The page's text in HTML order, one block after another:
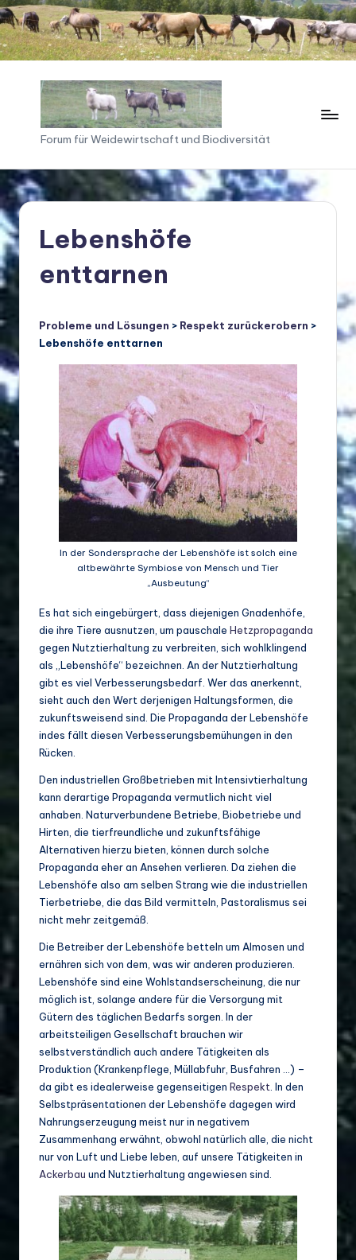
Skip
to
F
o
ru
f
ü
W
ei
ts
u
n
d
Bi
o
di
v
e
rs
it
ä
t
Forum für Weidewirtschaft und Biodiversität
Lebenshöfe
enttarnen
Probleme und Lösungen > Respekt zurückerobern >
Lebenshöfe enttarnen
In der Sondersprache der Lebenshöfe ist solch eine
altbewährte Symbiose von Mensch und Tier
„Ausbeutung“
Es hat sich eingebürgert, dass diejenigen Gnadenhöfe,
die ihre Tiere ausnutzen, um pauschale Hetzpropaganda
gegen Nutztierhaltung zu verbreiten, sich wohlklingend
als „Lebenshöfe“ bezeichnen. An der Nutztierhaltung
gibt es viel Verbesserungsbedarf. Wer das anerkennt,
sieht auch den Wert derjenigen Haltungsformen, die
zukunftsweisend sind. Die Propaganda der Lebenshöfe
indes fällt diesen Verbesserungsbemühungen in den
Rücken.
Den industriellen Großbetrieben mit Intensivtierhaltung
kann derartige Propaganda vermutlich nicht viel
anhaben. Naturverbundene Betriebe, Biobetriebe und
Hirten, die tierfreundliche und zukunftsfähige
Alternativen hierzu bieten, können durch solche
Propaganda eher an Ansehen verlieren. Da ziehen die
Lebenshöfe also am selben Strang wie die industriellen
Tierbetriebe, die das Bild vermitteln, Pastoralismus sei
nicht mehr zeitgemäß.
Die Betreiber der Lebenshöfe betteln um Almosen und
ernähren sich von dem, was wir anderen produzieren.
Lebenshöfe sind eine Wohlstandserscheinung, die nur
möglich ist, solange andere für die Versorgung mit
Gütern des täglichen Bedarfs sorgen. In der
arbeitsteiligen Gesellschaft brauchen wir
selbstverständlich auch andere Tätigkeiten als
Produktion (Krankenpflege, Müllabfuhr, Busfahren …) –
da gibt es idealerweise gegenseitigen Respekt . In den
Selbstpräsentationen der Lebenshöfe dagegen wird
Nahrungserzeugung meist nur in negativem
Zusammenhang erwähnt, obwohl natürlich alle, die nicht
nur von Luft und Liebe leben, auf unsere Tätigkeiten in
Ackerbau und Nutztierhaltung angewiesen sind.